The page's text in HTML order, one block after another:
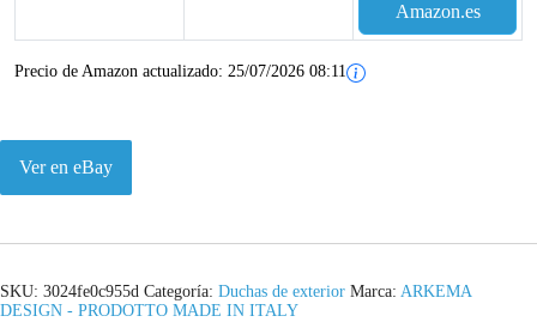
Amazon.es
Precio de Amazon actualizado: 25/07/2026 08:11
Ver en eBay
SKU: 3024fe0c955d Categoría: Duchas de exterior Marca: ARKEMA
DESIGN - PRODOTTO MADE IN ITALY